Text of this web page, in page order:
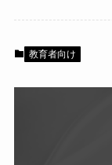
e
b
er
教育者向け